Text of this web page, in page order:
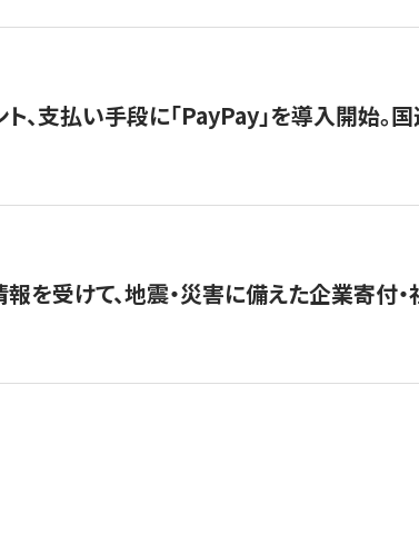
、支払い手段に「PayPay」を導入開始。
を受けて、地震・災害に備えた企業寄付